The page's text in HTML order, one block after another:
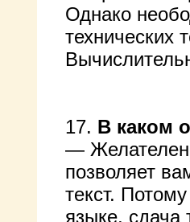
Однако
технических
17. В каком
— Желателен
позволяет
текст.
языке, сдача